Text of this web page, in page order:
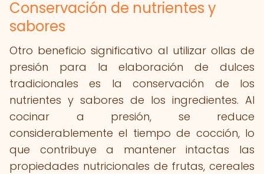
Conservación de nutrientes y
sabores
Otro beneficio significativo al utilizar ollas de
presión para la elaboración de dulces
tradicionales es la conservación de los
nutrientes y sabores de los ingredientes. Al
cocinar a presión, se reduce
considerablemente el tiempo de cocción, lo
que contribuye a mantener intactas las
propiedades nutricionales de frutas, cereales